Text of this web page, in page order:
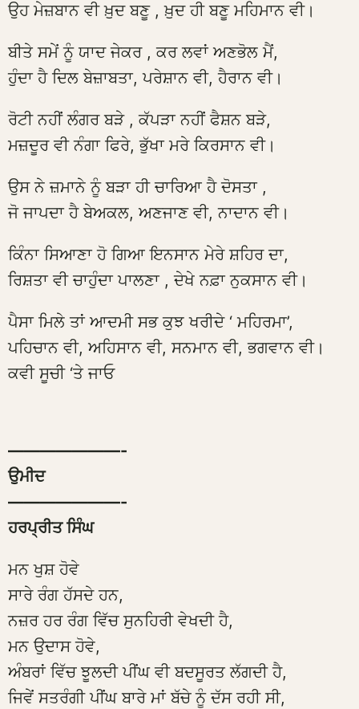
ਉਹ ਮੇਜ਼ਬਾਨ ਵੀ ਖ਼ੁਦ ਬਣੂ , ਖ਼ੁਦ ਹੀ ਬਣੂ ਮਹਿਮਾਨ ਵੀ।
ਬੀਤੇ ਸਮੇਂ ਨੂੰ ਯਾਦ ਜੇਕਰ , ਕਰ ਲਵਾਂ ਅਣਭੋਲ ਮੈਂ,
ਹੁੰਦਾ ਹੈ ਦਿਲ ਬੇਜ਼ਾਬਤਾ, ਪਰੇਸ਼ਾਨ ਵੀ, ਹੈਰਾਨ ਵੀ।
ਰੋਟੀ ਨਹੀਂ ਲੰਗਰ ਬੜੇ , ਕੱਪੜਾ ਨਹੀਂ ਫੈਸ਼ਨ ਬੜੇ,
ਮਜ਼ਦੂਰ ਵੀ ਨੰਗਾ ਫਿਰੇ, ਭੁੱਖਾ ਮਰੇ ਕਿਰਸਾਨ ਵੀ।
ਉਸ ਨੇ ਜ਼ਮਾਨੇ ਨੂੰ ਬੜਾ ਹੀ ਚਾਰਿਆ ਹੈ ਦੋਸਤਾ ,
ਜੋ ਜਾਪਦਾ ਹੈ ਬੇਅਕਲ, ਅਣਜਾਣ ਵੀ, ਨਾਦਾਨ ਵੀ।
ਕਿੰਨਾ ਸਿਆਣਾ ਹੋ ਗਿਆ ਇਨਸਾਨ ਮੇਰੇ ਸ਼ਹਿਰ ਦਾ,
ਰਿਸ਼ਤਾ ਵੀ ਚਾਹੁੰਦਾ ਪਾਲਣਾ , ਦੇਖੇ ਨਫ਼ਾ ਨੁਕਸਾਨ ਵੀ।
ਪੈਸਾ ਮਿਲੇ ਤਾਂ ਆਦਮੀ ਸਭ ਕੁਝ ਖਰੀਦੇ ‘ ਮਹਿਰਮਾ’,
ਪਹਿਚਾਨ ਵੀ, ਅਹਿਸਾਨ ਵੀ, ਸਨਮਾਨ ਵੀ, ਭਗਵਾਨ ਵੀ।
ਕਵੀ ਸੂਚੀ ‘ਤੇ ਜਾਓ
———————-
ਉਮੀਦ
———————-
ਹਰਪ੍ਰੀਤ ਸਿੰਘ
ਮਨ ਖੁਸ਼ ਹੋਵੇ
ਸਾਰੇ ਰੰਗ ਹੱਸਦੇ ਹਨ,
ਨਜ਼ਰ ਹਰ ਰੰਗ ਵਿੱਚ ਸੁਨਹਿਰੀ ਵੇਖਦੀ ਹੈ,
ਮਨ ਉਦਾਸ ਹੋਵੇ,
ਅੰਬਰਾਂ ਵਿੱਚ ਝੂਲਦੀ ਪੀਂਘ ਵੀ ਬਦਸੂਰਤ ਲੱਗਦੀ ਹੈ,
ਜਿਵੇਂ ਸਤਰੰਗੀ ਪੀਂਘ ਬਾਰੇ ਮਾਂ ਬੱਚੇ ਨੂੰ ਦੱਸ ਰਹੀ ਸੀ,